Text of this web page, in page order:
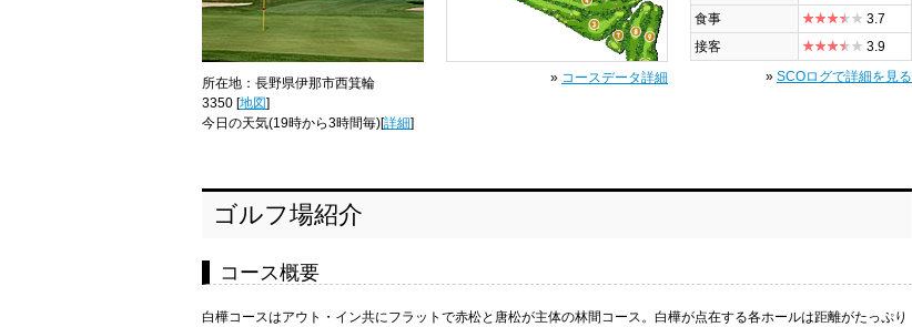
所在地：長野県伊那市西箕輪
3350 [地図]
今日の天気(19時から3時間毎)[詳細]
» コースデータ詳細
食事
3.7
接客
3.9
» SCOログで詳細を見る
ゴルフ場紹介
コース概要
白樺コースはアウト・イン共にフラットで赤松と唐松が主体の林間コース。白樺が点在する各ホールは距離がたっぷり